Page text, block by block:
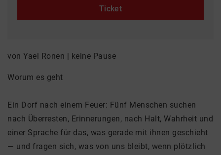
Ticket
von Yael Ronen | keine Pause
Worum es geht
Ein Dorf nach einem Feuer: Fünf Menschen suchen
nach Überresten, Erinnerungen, nach Halt, Wahrheit und
einer Sprache für das, was gerade mit ihnen geschieht
— und fragen sich, was von uns bleibt, wenn plötzlich